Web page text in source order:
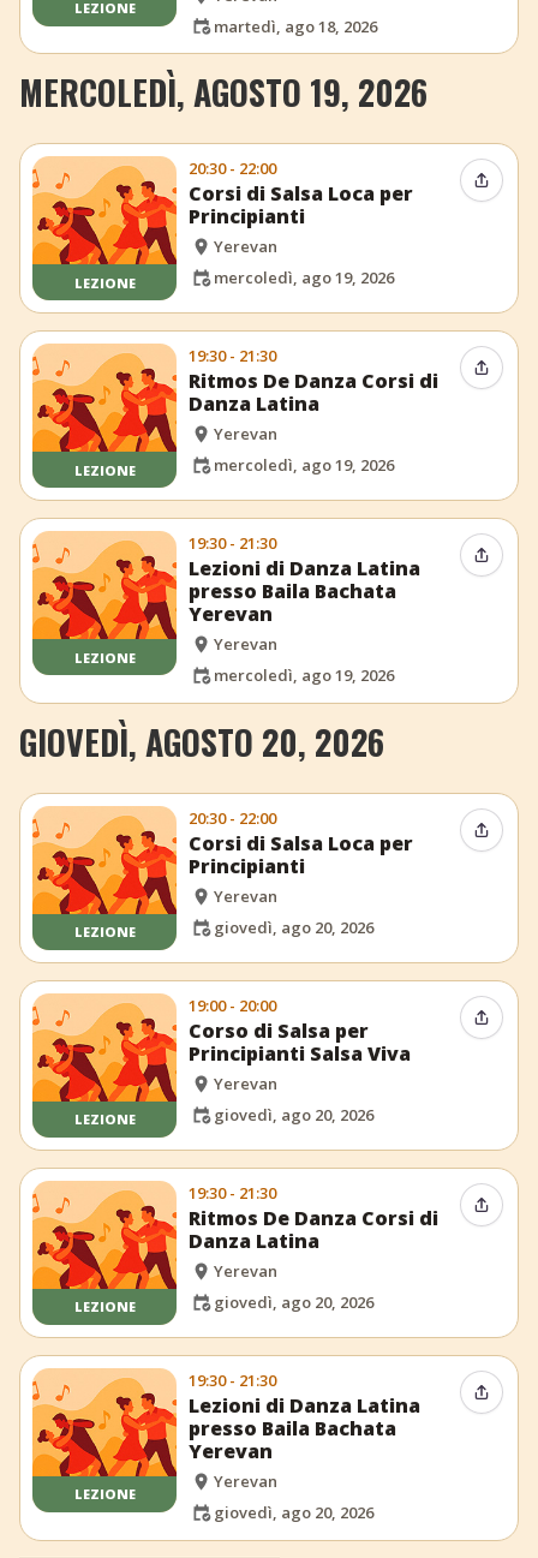
LEZIONE
martedì, ago 18, 2026
MERCOLEDÌ, AGOSTO 19, 2026
LEZIONE
20:30 - 22:00
Corsi di Salsa Loca per
Principianti
Yerevan
mercoledì, ago 19, 2026
LEZIONE
19:30 - 21:30
Ritmos De Danza Corsi di
Danza Latina
Yerevan
mercoledì, ago 19, 2026
LEZIONE
19:30 - 21:30
Lezioni di Danza Latina
presso Baila Bachata
Yerevan
Yerevan
mercoledì, ago 19, 2026
GIOVEDÌ, AGOSTO 20, 2026
LEZIONE
20:30 - 22:00
Corsi di Salsa Loca per
Principianti
Yerevan
giovedì, ago 20, 2026
LEZIONE
19:00 - 20:00
Corso di Salsa per
Principianti Salsa Viva
Yerevan
giovedì, ago 20, 2026
LEZIONE
19:30 - 21:30
Ritmos De Danza Corsi di
Danza Latina
Yerevan
giovedì, ago 20, 2026
LEZIONE
19:30 - 21:30
Lezioni di Danza Latina
presso Baila Bachata
Yerevan
Yerevan
giovedì, ago 20, 2026